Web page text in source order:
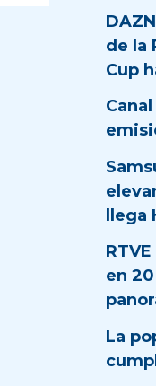
de la
Cup
llega
en
La